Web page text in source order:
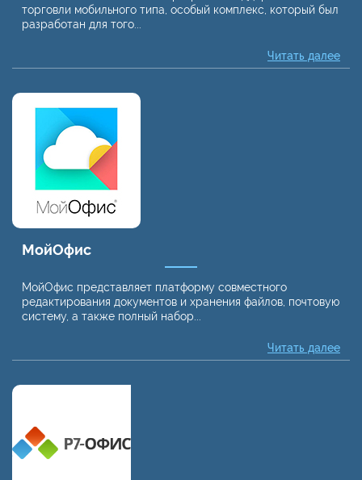
торговли мобильного типа, особый комплекс, который был
разработан для того...
Читать далее
МойОфис
МойОфис представляет платформу совместного
редактирования документов и хранения файлов, почтовую
систему, а также полный набор...
Читать далее